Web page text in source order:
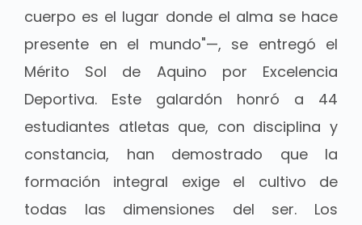
cuerpo es el lugar donde el alma se hace
presente en el mundo"—, se entregó el
Mérito Sol de Aquino por Excelencia
Deportiva. Este galardón honró a 44
estudiantes atletas que, con disciplina y
constancia, han demostrado que la
formación integral exige el cultivo de
todas las dimensiones del ser. Los